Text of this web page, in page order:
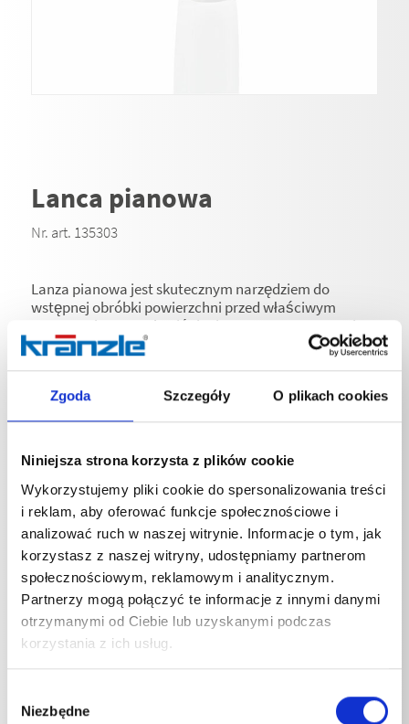
Zgoda Szczegóły O plikach cookies
Niniejsza strona korzysta z plików cookie
Wykorzystujemy pliki cookie do spersonalizowania treści
i reklam, aby oferować funkcje społecznościowe i
analizować ruch w naszej witrynie. Informacje o tym, jak
korzystasz z naszej witryny, udostępniamy partnerom
społecznościowym, reklamowym i analitycznym.
Partnerzy mogą połączyć te informacje z innymi danymi
otrzymanymi od Ciebie lub uzyskanymi podczas
korzystania z ich usług.
zgody
Niezbędne
Lanca pianowa
Nr. art. 135303
Lanza pianowa jest skutecznym narzędziem do
wstępnej obróbki powierzchni przed właściwym
czyszczeniem wysokociśnieniowym. Tworzy gęstą i
długo utrzymującą się pianę, która pozwala środkowi
czyszczącemu działać dłużej, a tym samym
rozpuszczania cząstek brudu i znacznie ułatwia
późniejsze czyszczenie.Kolejną zaletą jest regulowany
strumień piany do danego zastosowania – od
skoncentrowanego strumienia punktowego do
precyzyjnych zastosowań, po szeroki strumień
wachlarzowy do nakładania piany na duże
powierzchnie.Lanca pianowa jest wyposażona w
wytrzymały 1-litrowy pojemnik na środek czyszczący,
który umożliwia nieprzerwaną pracę przez dłuższy
czas. Praktyczne zamknięcie śrubowe zabezpiecza
pojemnik i zapobiega wyciekaniu środka
czyszczącego.